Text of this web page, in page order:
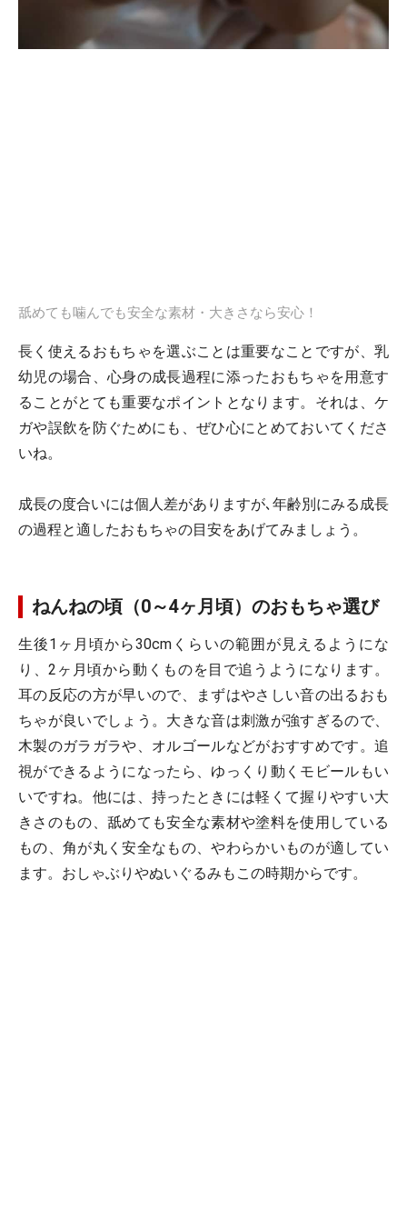
舐めても噛んでも安全な素材・大きさなら安心！
長く使えるおもちゃを選ぶことは重要なことですが、乳
幼児の場合、心身の成長過程に添ったおもちゃを用意す
ることがとても重要なポイントとなります。それは、ケ
ガや誤飲を防ぐためにも、ぜひ心にとめておいてくださ
いね。
成長の度合いには個人差がありますが､年齢別にみる成長
の過程と適したおもちゃの目安をあげてみましょう。
ねんねの頃（0～4ヶ月頃）のおもちゃ選び
生後1ヶ月頃から30cmくらいの範囲が見えるようにな
り、2ヶ月頃から動くものを目で追うようになります。
耳の反応の方が早いので、まずはやさしい音の出るおも
ちゃが良いでしょう。大きな音は刺激が強すぎるので、
木製のガラガラや、オルゴールなどがおすすめです。追
視ができるようになったら、ゆっくり動くモビールもい
いですね。他には、持ったときには軽くて握りやすい大
きさのもの、舐めても安全な素材や塗料を使用している
もの、角が丸く安全なもの、やわらかいものが適してい
ます。おしゃぶりやぬいぐるみもこの時期からです。